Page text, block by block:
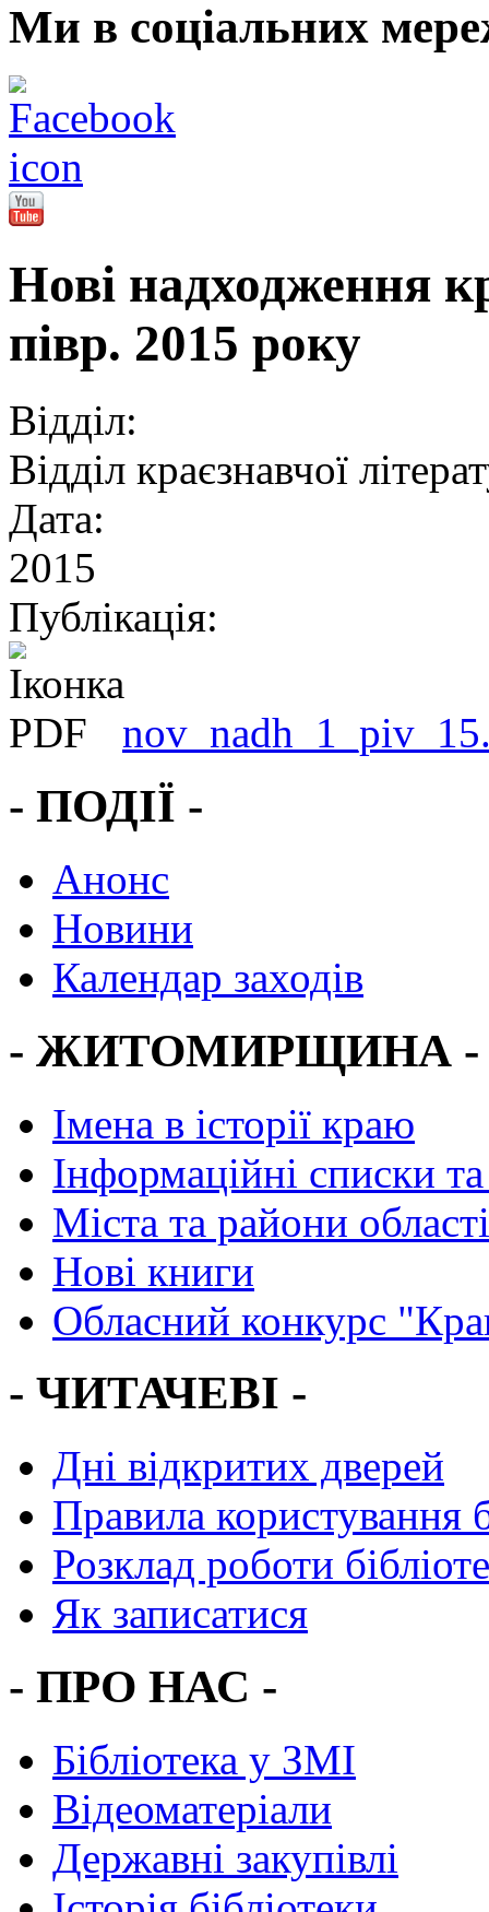
Ми в соціальних
Нові надходження
півр. 2015 року
Відділ:
Відділ краєзнавчої
Дата:
2015
Публікація:
- ПОДІЇ -
Анонс
Новини
Календар заходів
- ЖИТОМИРЩИНА -
Імена в історії краю
Інформаційні списки
Міста та райони області
Нові книги
Обласний конкурс
- ЧИТАЧЕВІ -
Дні відкритих дверей
Правила користування
Розклад роботи
Як записатися
- ПРО НАС -
Бібліотека у ЗМІ
Відеоматеріали
Державні закупівлі